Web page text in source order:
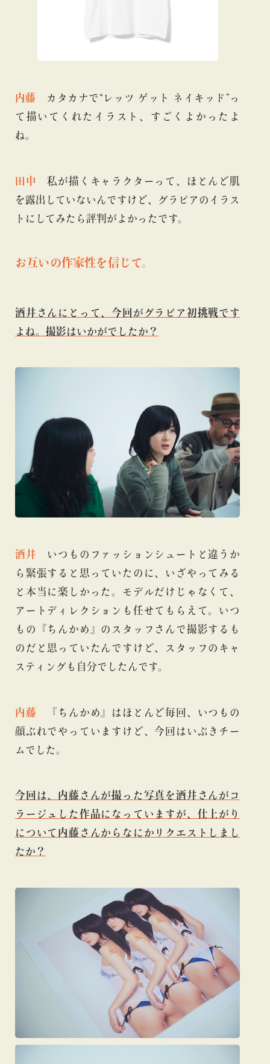
内藤
カタカナで“レッツ ゲット ネイキッド”っ
て描いてくれたイラスト、すごくよかったよ
ね。
田中
私が描くキャラクターって、ほとんど肌
を露出していないんですけど、グラビアのイラス
トにしてみたら評判がよかったです。
お互いの作家性を信じて。
酒井さんにとって、今回がグラビア初挑戦です
よね。撮影はいかがでしたか？
酒井 いつものファッションシュートと違うか
ら緊張すると思っていたのに、いざやってみる
と本当に楽しかった。モデルだけじゃなくて、
アートディレクションも任せてもらえて。いつ
もの『ちんかめ』のスタッフさんで撮影するも
のだと思っていたんですけど、スタッフのキャ
スティングも自分でしたんです。
内藤 『ちんかめ』はほとんど毎回、いつもの
顔ぶれでやっていますけど、今回はいぶきチー
ムでした。
今回は、内藤さんが撮った写真を酒井さんがコ
ラージュした作品になっていますが、仕上がり
について内藤さんからなにかリクエストしまし
たか？